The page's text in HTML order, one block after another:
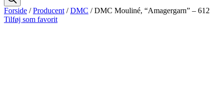
Forside /Producent /DMC / DMC Mouliné, “Amagergarn” – 612
Tilføj som favorit